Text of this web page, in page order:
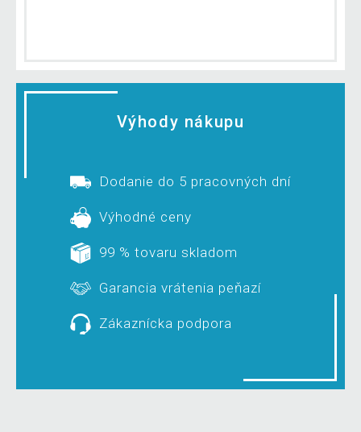
Výhody nákupu
Dodanie do 5 pracovných dní
Výhodné ceny
99 % tovaru skladom
Garancia vrátenia peňazí
Zákaznícka podpora